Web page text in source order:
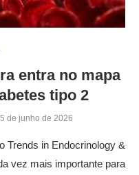
entra no mapa
tipo 2
de junho de 2026
Trends in Endocrinology &
vez mais importante para